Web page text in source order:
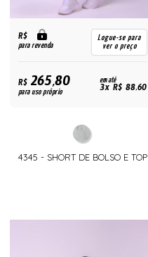
R$
para revenda
Logue-se para
ver o preço
R$265,80
para uso próprio
em até
3x R$ 88,60
4345 - SHORT DE BOLSO E TOP